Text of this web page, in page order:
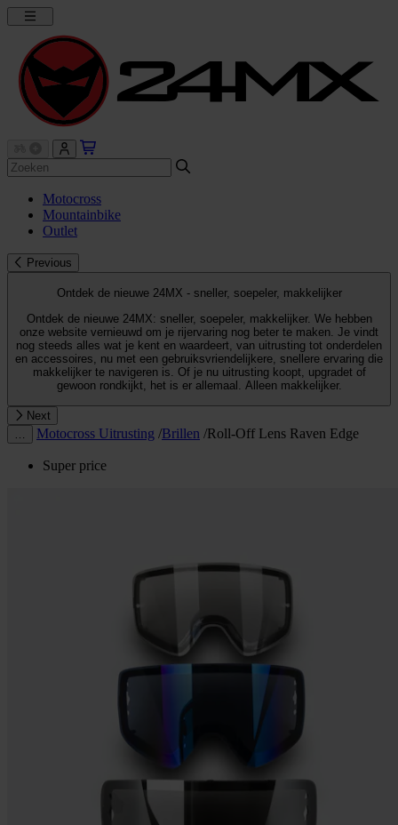
Motocross
Mountainbike
Outlet
Previous
Ontdek de nieuwe 24MX - sneller, soepeler, makkelijker
Ontdek de nieuwe 24MX: sneller, soepeler, makkelijker. We hebben
onze website vernieuwd om je rijervaring nog beter te maken. Je vindt
nog steeds alles wat je kent en waardeert, van uitrusting tot onderdelen
en accessoires, nu met een gebruiksvriendelijkere, snellere ervaring die
makkelijker te navigeren is. Of je nu uitrusting koopt, upgradet of
gewoon rondkijkt, het is er allemaal. Alleen makkelijker.
Next
Motocross Uitrusting /Brillen /Roll-Off Lens Raven Edge
Super price